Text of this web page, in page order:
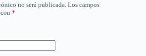
no será publicada. Los campos
*